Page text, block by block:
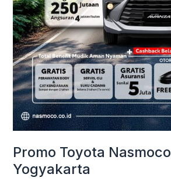
Promo Toyota Nasmoco
Yogyakarta